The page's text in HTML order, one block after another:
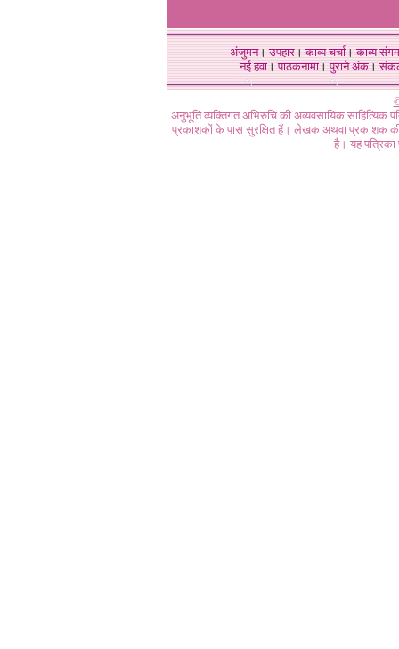
अंजुमन।उपहार।काव्य चर्चा।काव्य संगम
नई हवा। पाठकनामा। पुराने अंक।
अनुभूति व्यक्तिगत अभिरुचि की अव्यवसायिक
प्रकाशकों के पास सुरक्षित हैं। लेखक अथवा प्रकाशक की
है। यह पत्रिका